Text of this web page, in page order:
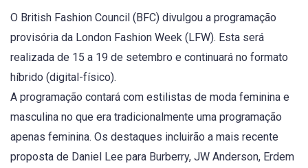
O British Fashion Council (BFC) divulgou a programação
provisória da London Fashion Week (LFW). Esta será
realizada de 15 a 19 de setembro e continuará no formato
híbrido (digital-físico).
A programação contará com estilistas de moda feminina e
masculina no que era tradicionalmente uma programação
apenas feminina. Os destaques incluirão a mais recente
proposta de Daniel Lee para Burberry, JW Anderson, Erdem